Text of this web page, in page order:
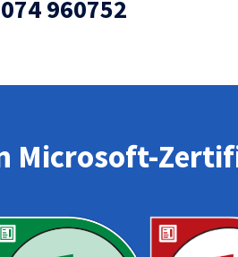
960752
Microsoft-